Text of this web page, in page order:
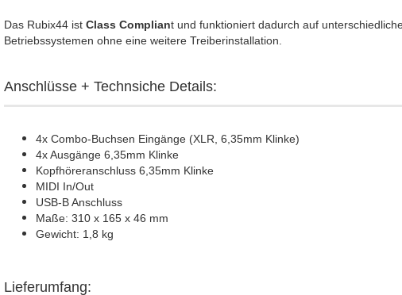
Das Rubix44 ist Class Compliant und funktioniert dadurch auf
Betriebssystemen ohne eine weitere Treiberinstallation.
Anschlüsse + Technsiche Details:
4x Combo-Buchsen Eingänge (XLR, 6,35mm Klinke)
4x Ausgänge 6,35mm Klinke
Kopfhöreranschluss 6,35mm Klinke
MIDI In/Out
USB-B Anschluss
Maße: 310 x 165 x 46 mm
Gewicht: 1,8 kg
Lieferumfang: